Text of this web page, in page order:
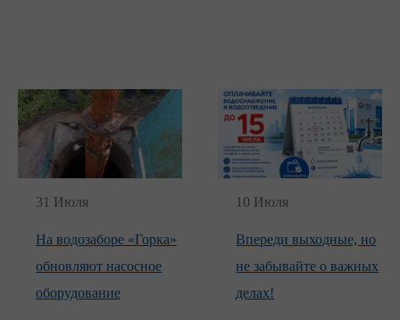
31 Июля
На водозаборе «Горка»
обновляют насосное
оборудование
10 Июля
Впереди выходные, но
не забывайте о важных
делах!